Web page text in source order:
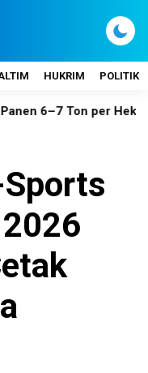
HUKRIM POLITIK
Ton per Hektare